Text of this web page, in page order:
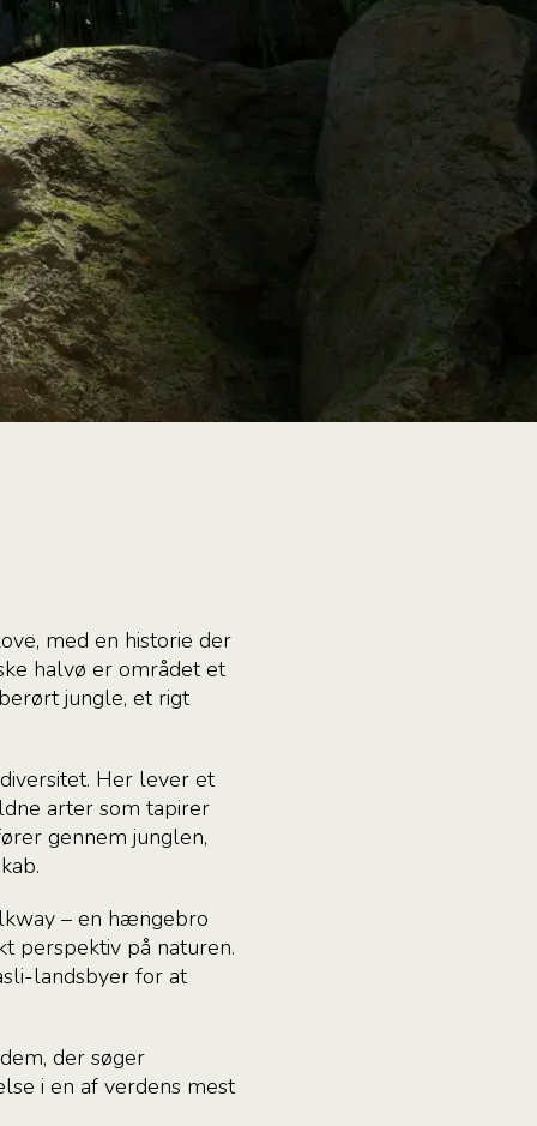
med en historie der
halvø er området et
jungle, et rigt
Her lever et
arter som tapirer
gennem junglen,
– en hængebro
perspektiv på naturen.
landsbyer for at
der søger
i en af verdens mest